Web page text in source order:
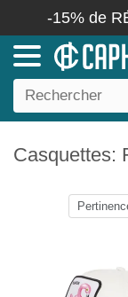
-15% de
Casquettes: